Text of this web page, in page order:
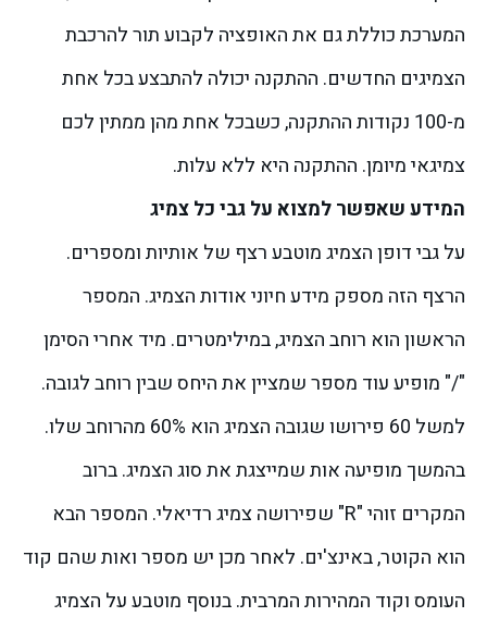
המערכת כוללת גם את האופציה לקבוע תור להרכבת
הצמיגים החדשים. ההתקנה יכולה להתבצע בכל אחת
מ-100 נקודות ההתקנה, כשבכל אחת מהן ממתין לכם
צמיגאי מיומן. ההתקנה היא ללא עלות.
המידע שאפשר למצוא על גבי כל צמיג
על גבי דופן הצמיג מוטבע רצף של אותיות ומספרים.
הרצף הזה מספק מידע חיוני אודות הצמיג. המספר
הראשון הוא רוחב הצמיג, במילימטרים. מיד אחרי הסימן
"/" מופיע עוד מספר שמציין את היחס שבין רוחב לגובה.
למשל 60 פירושו שגובה הצמיג הוא 60% מהרוחב שלו.
בהמשך מופיעה אות שמייצגת את סוג הצמיג. ברוב
המקרים זוהי "R" שפירושה צמיג רדיאלי. המספר הבא
הוא הקוטר, באינצ'ים. לאחר מכן יש מספר ואות שהם קוד
העומס וקוד המהירות המרבית. בנוסף מוטבע על הצמיג